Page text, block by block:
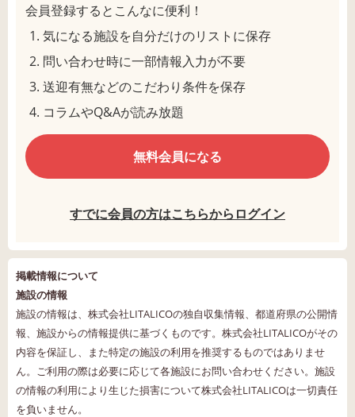
会員登録するとこんなに便利！
気になる施設を自分だけのリストに保存
問い合わせ時に一部情報入力が不要
送迎有無などのこだわり条件を保存
コラムやQ&Aが読み放題
無料会員になる
すでに会員の方はこちらからログイン
掲載情報について
施設の情報
施設の情報は、株式会社LITALICOの独自収集情報、都道府県の公開情
報、施設からの情報提供に基づくものです。株式会社LITALICOがその
内容を保証し、また特定の施設の利用を推奨するものではありませ
ん。ご利用の際は必要に応じて各施設にお問い合わせください。施設
の情報の利用により生じた損害について株式会社LITALICOは一切責任
を負いません。